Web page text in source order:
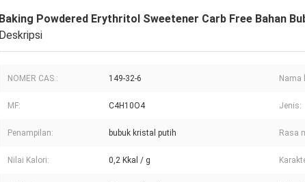
Baking Powdered Erythritol Sweetener Carb Free Bahan
Deskripsi
NOMER CAS.: 149-32-6 Nama
MF: C4H10O4 Jenis:
Penampilan: bubuk kristal putih Rasa
Nilai Kalori: 0,2 Kkal / g